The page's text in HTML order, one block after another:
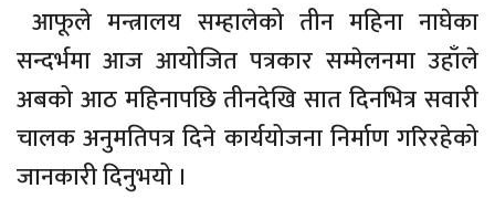
आफूले मन्त्रालय सम्हालेको तीन महिना नाघेका
सन्दर्भमा आज आयोजित पत्रकार सम्मेलनमा उहाँले
अबको आठ महिनापछि तीनदेखि सात दिनभित्र सवारी
चालक अनुमतिपत्र दिने कार्ययोजना निर्माण गरिरहेको
जानकारी दिनुभयो ।